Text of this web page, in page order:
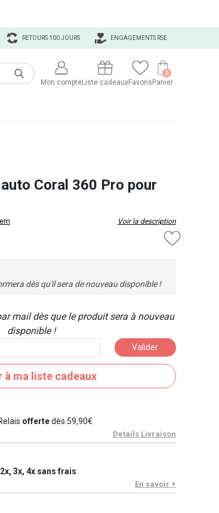
ENGAGEMENTS RSE
RETOURS 100 JOURS
Mon compteListe cadeauxFavoris Panier
0
Coral 360 Pro pour
Voir la description
dès qu'il sera de nouveau disponible !
mail dès que le produit sera à nouveau
disponible !
Valider
à ma liste cadeaux
offertedès 59,90€
Details Livraison
2x, 3x, 4x sans frais
En savoir +